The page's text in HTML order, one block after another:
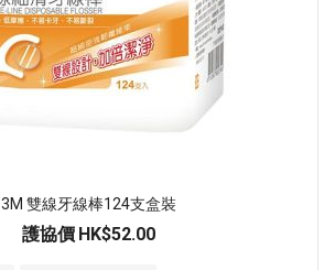
3M 雙線牙線棒124支盒裝
護協價 HK$52.00